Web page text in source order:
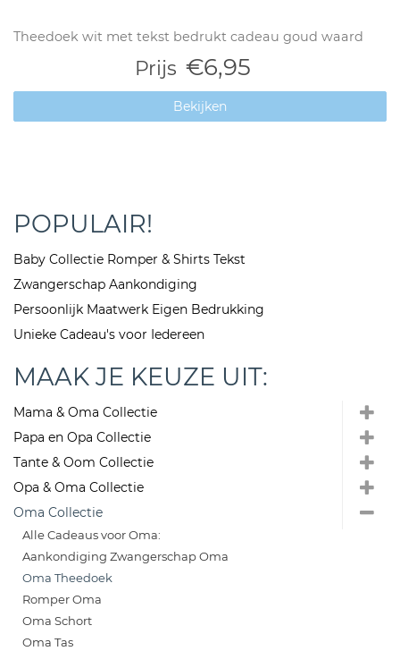
Theedoek wit met tekst bedrukt cadeau goud waard
Prijs €6,95
Bekijken
POPULAIR!
Baby Collectie Romper & Shirts Tekst
Zwangerschap Aankondiging
Persoonlijk Maatwerk Eigen Bedrukking
Unieke Cadeau's voor Iedereen
MAAK JE KEUZE UIT:
Mama & Oma Collectie
Papa en Opa Collectie
Tante & Oom Collectie
Opa & Oma Collectie
Oma Collectie
Alle Cadeaus voor Oma:
Aankondiging Zwangerschap Oma
Oma Theedoek
Romper Oma
Oma Schort
Oma Tas